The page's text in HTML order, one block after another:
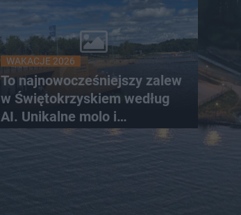
WAKACJE 2026
To najnowocześniejszy zalew
w Świętokrzyskiem według
AI. Unikalne molo i
promenada